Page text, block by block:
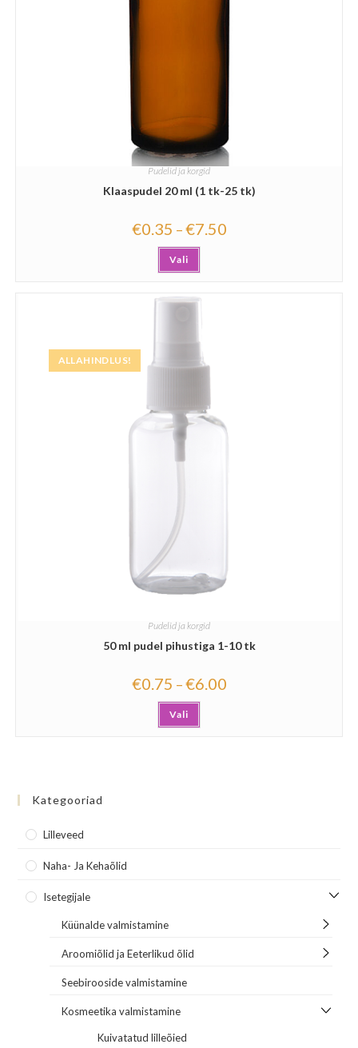
Pudelid ja korgid
Klaaspudel 20 ml (1 tk-25 tk)
€0.35 –€7.50
Vali
ALLAHINDLUS!
Pudelid ja korgid
50 ml pudel pihustiga 1-10 tk
€0.75 –€6.00
Vali
Kategooriad
Lilleveed
Naha- Ja Kehaõlid
Isetegijale
Küünalde valmistamine
Aroomiõlid ja Eeterlikud õlid
Seebirooside valmistamine
Kosmeetika valmistamine
Kuivatatud lilleõied